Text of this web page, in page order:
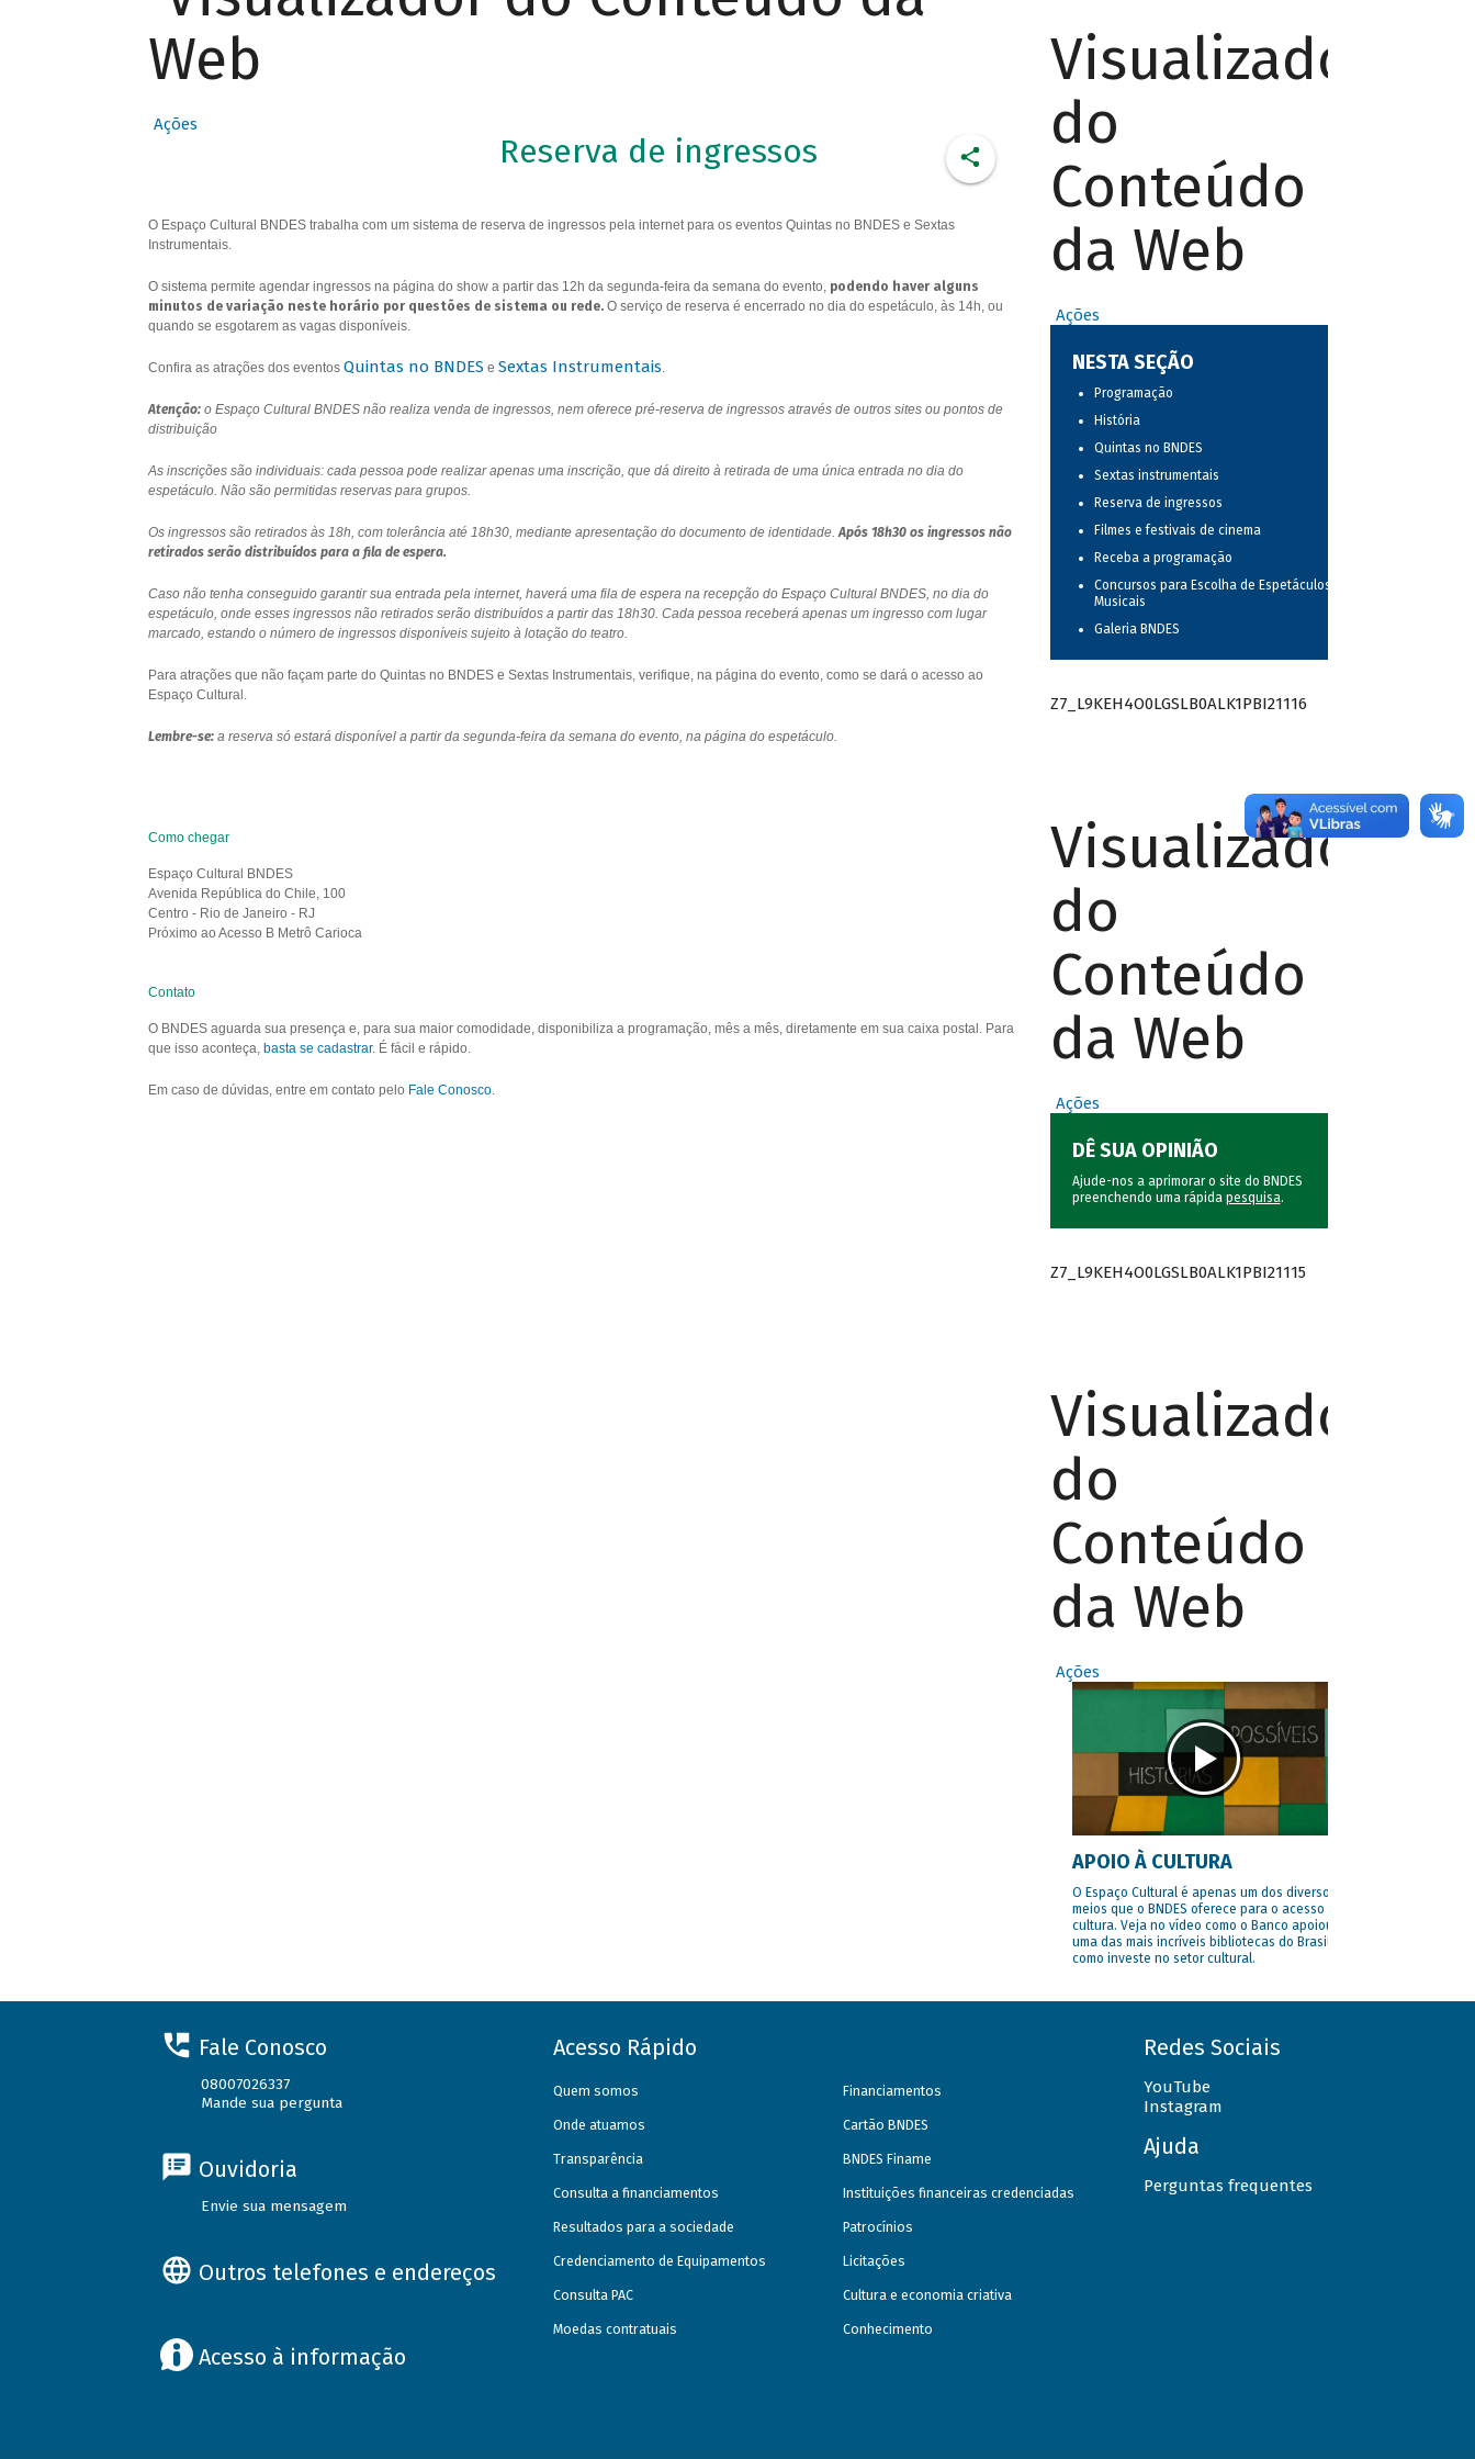
Web
Ações
Reserva de ingressos
O Espaço Cultural BNDES trabalha com um sistema de reserva de ingressos pela internet para os eventos Quintas no BNDES e Sextas
Instrumentais.
O sistema permite agendar ingressos na página do show a partir das 12h da segunda-feira da semana do evento, podendo haver alguns
minutos de variação neste horário por questões de sistema ou rede.O serviço de reserva é encerrado no dia do espetáculo, às 14h, ou
quando se esgotarem as vagas disponíveis.
Confira as atrações dos eventos Quintas no BNDES e Sextas Instrumentais.
Atenção:o Espaço Cultural BNDES não realiza venda de ingressos, nem oferece pré-reserva de ingressos através de outros sites ou pontos de
distribuição
As inscrições são individuais: cada pessoa pode realizar apenas uma inscrição, que dá direito à retirada de uma única entrada no dia do
espetáculo. Não são permitidas reservas para grupos.
Os ingressos são retirados às 18h, com tolerância até 18h30, mediante apresentação do documento de identidade.Após 18h30 os ingressos não
retirados serão distribuídos para a fila de espera.
Caso não tenha conseguido garantir sua entrada pela internet, haverá uma fila de espera na recepção do Espaço Cultural BNDES, no dia do
espetáculo, onde esses ingressos não retirados serão distribuídos a partir das 18h30. Cada pessoa receberá apenas um ingresso com lugar
marcado, estando o número de ingressos disponíveis sujeito à lotação do teatro.
Para atrações que não façam parte do Quintas no BNDES e Sextas Instrumentais, verifique, na página do evento, como se dará o acesso ao
Espaço Cultural.
Lembre-se:a reserva só estará disponível a partir da segunda-feira da semana do evento, na página do espetáculo.
Como chegar
Espaço Cultural BNDES
Avenida República do Chile, 100
Centro - Rio de Janeiro - RJ
Próximo ao Acesso B Metrô Carioca
Contato
O BNDES aguarda sua presença e, para sua maior comodidade, disponibiliza a programação, mês a mês, diretamente em sua caixa postal. Para
que isso aconteça, basta se cadastrar. É fácil e rápido.
Em caso de dúvidas, entre em contato pelo Fale Conosco.
Visualizador
do
Conteúdo
da Web
Ações
NESTA SEÇÃO
Programação
História
Quintas no BNDES
Sextas instrumentais
Reserva de ingressos
Filmes e festivais de cinema
Receba a programação
Concursos para Escolha de Espetáculos
Musicais
Galeria BNDES
Z7_L9KEH4O0LGSLB0ALK1PBI21116
Visualizador
do
Conteúdo
da Web
Ações
DÊ SUA OPINIÃO
Ajude-nos a aprimorar o site do BNDES
preenchendo uma rápida pesquisa.
Z7_L9KEH4O0LGSLB0ALK1PBI21115
Visualizador
do
Conteúdo
da Web
Ações
APOIO À CULTURA
O Espaço Cultural é apenas um dos diversos
meios que o BNDES oferece para o acesso à
cultura. Veja no vídeo como o Banco apoiou
uma das mais incríveis bibliotecas do Brasil e
como investe no setor cultural.
Fale Conosco
08007026337
Mande sua pergunta
Ouvidoria
Envie sua mensagem
Outros telefones e endereços
Acesso à informação
Acesso Rápido
Quem somos
Onde atuamos
Transparência
Consulta a financiamentos
Resultados para a sociedade
Credenciamento de Equipamentos
Consulta PAC
Moedas contratuais
Financiamentos
Cartão BNDES
BNDES Finame
Instituições financeiras credenciadas
Patrocínios
Licitações
Cultura e economia criativa
Conhecimento
Redes Sociais
YouTube
Instagram
Ajuda
Perguntas frequentes